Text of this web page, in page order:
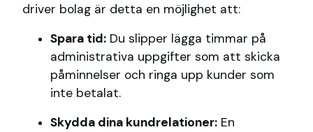
driver bolag är detta en möjlighet att:
Spara tid:Du slipper lägga timmar på
administrativa uppgifter som att skicka
påminnelser och ringa upp kunder som
inte betalat.
Skydda dina kundrelationer:En